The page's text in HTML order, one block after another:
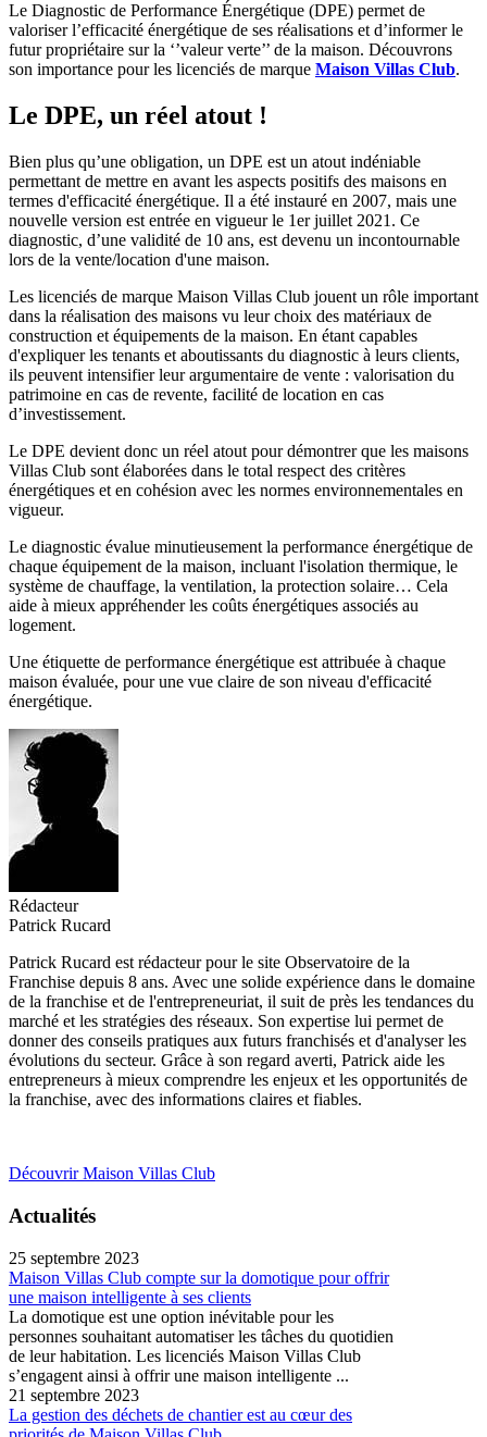
Le Diagnostic de Performance Énergétique (DPE) permet de
valoriser l’efficacité énergétique de ses réalisations et d’informer le
futur propriétaire sur la ‘’valeur verte’’ de la maison. Découvrons
son importance pour les licenciés de marque Maison Villas Club.
Le DPE, un réel atout !
Bien plus qu’une obligation, un DPE est un atout indéniable
permettant de mettre en avant les aspects positifs des maisons en
termes d'efficacité énergétique. Il a été instauré en 2007, mais une
nouvelle version est entrée en vigueur le 1er juillet 2021. Ce
diagnostic, d’une validité de 10 ans, est devenu un incontournable
lors de la vente/location d'une maison.
Les licenciés de marque Maison Villas Club jouent un rôle important
dans la réalisation des maisons vu leur choix des matériaux de
construction et équipements de la maison. En étant capables
d'expliquer les tenants et aboutissants du diagnostic à leurs clients,
ils peuvent intensifier leur argumentaire de vente : valorisation du
patrimoine en cas de revente, facilité de location en cas
d’investissement.
Le DPE devient donc un réel atout pour démontrer que les maisons
Villas Club sont élaborées dans le total respect des critères
énergétiques et en cohésion avec les normes environnementales en
vigueur.
Le diagnostic évalue minutieusement la performance énergétique de
chaque équipement de la maison, incluant l'isolation thermique, le
système de chauffage, la ventilation, la protection solaire… Cela
aide à mieux appréhender les coûts énergétiques associés au
logement.
Une étiquette de performance énergétique est attribuée à chaque
maison évaluée, pour une vue claire de son niveau d'efficacité
énergétique.
Rédacteur
Patrick Rucard
Patrick Rucard est rédacteur pour le site Observatoire de la
Franchise depuis 8 ans. Avec une solide expérience dans le domaine
de la franchise et de l'entrepreneuriat, il suit de près les tendances du
marché et les stratégies des réseaux. Son expertise lui permet de
donner des conseils pratiques aux futurs franchisés et d'analyser les
évolutions du secteur. Grâce à son regard averti, Patrick aide les
entrepreneurs à mieux comprendre les enjeux et les opportunités de
la franchise, avec des informations claires et fiables.
Découvrir Maison Villas Club
Actualités
25 septembre 2023
Maison Villas Club compte sur la domotique pour offrir
une maison intelligente à ses clients
La domotique est une option inévitable pour les
personnes souhaitant automatiser les tâches du quotidien
de leur habitation. Les licenciés Maison Villas Club
s’engagent ainsi à offrir une maison intelligente ...
21 septembre 2023
La gestion des déchets de chantier est au cœur des